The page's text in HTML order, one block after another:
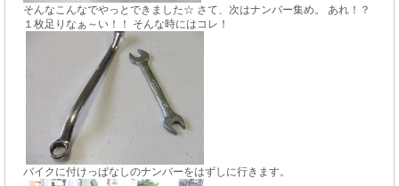
そんなこんなでやっとできました☆ さて、次はナンバー集め。 あれ！？
１枚足りなぁ～い！！ そんな時にはコレ！
バイクに付けっぱなしのナンバーをはずしに行きます。